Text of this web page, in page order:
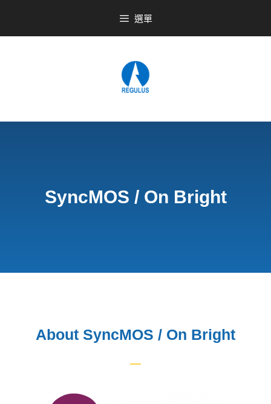
選單
SyncMOS / On Bright
About SyncMOS / On Bright